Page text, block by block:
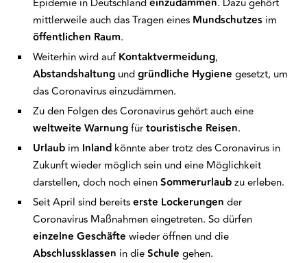
mittlerweile auch das Tragen eines Mundschutzesim
öffentlichen Raum.
Weiterhin wird auf Kontaktvermeidung,
Abstandshaltungundgründliche Hygiene gesetzt, um
das Coronavirus einzudämmen.
Zu den Folgen des Coronavirus gehört auch eine
weltweite Warnungfürtouristische Reisen.
Urlaubim Inlandkönnte aber trotz des Coronavirus in
Zukunft wieder möglich sein und eine Möglichkeit
darstellen, doch noch einenSommerurlaubzu erleben.
Seit April sind bereitserste Lockerungen der
Coronavirus Maßnahmen eingetreten. So dürfen
einzelne Geschäfte wieder öffnen und die
Abschlussklassen in dieSchule gehen.